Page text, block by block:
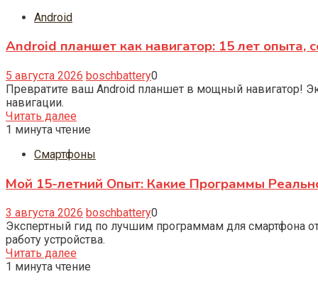
Android
Android планшет как навигатор: 15 лет опыта,
5 августа 2026 boschbattery0
Превратите ваш Android планшет в мощный навигатор!
навигации.
Читать далее
1 минута чтение
Смартфоны
Мой 15-летний Опыт: Какие Программы
3 августа 2026 boschbattery0
Экспертный гид по лучшим программам для смартфона
работу устройства.
Читать далее
1 минута чтение